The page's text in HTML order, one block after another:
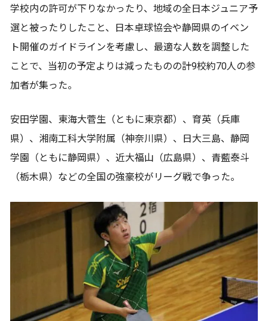
学校内の許可が下りなかったり、地域の全日本ジュニア予
選と被ったりしたこと、日本卓球協会や静岡県のイベン
ト開催のガイドラインを考慮し、最適な人数を調整した
ことで、当初の予定よりは減ったものの計9校約70人の参
加者が集った。
安田学園、東海大菅生（ともに東京都）、育英（兵庫
県）、湘南工科大学附属（神奈川県）、日大三島、静岡
学園（ともに静岡県）、近大福山（広島県）、青藍泰斗
（栃木県）などの全国の強豪校がリーグ戦で争った。